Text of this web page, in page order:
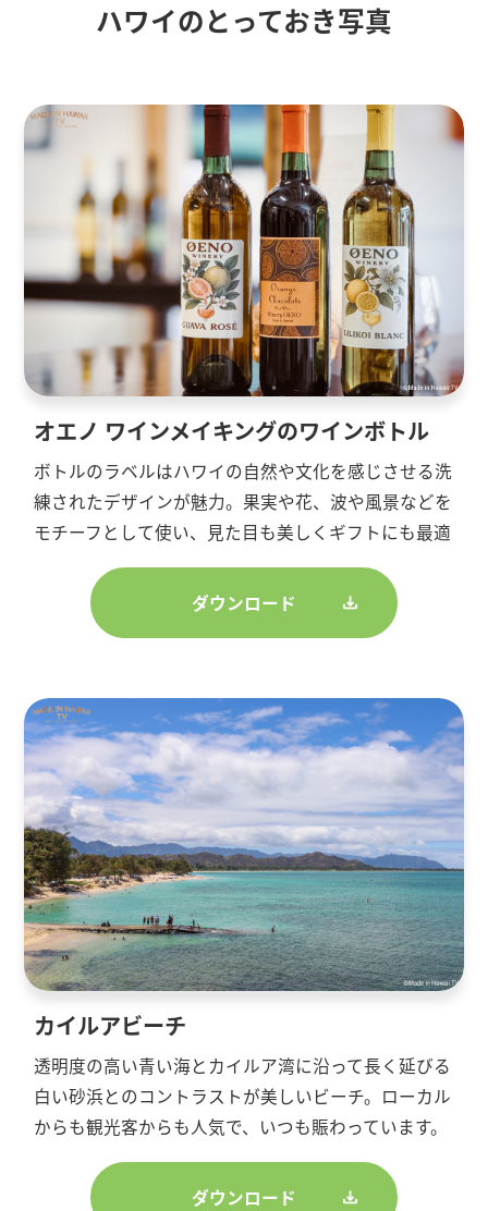
ハワイのとっておき写真
オエノ ワインメイキングのワインボトル
ボトルのラベルはハワイの自然や文化を感じさせる洗
練されたデザインが魅力。果実や花、波や風景などを
モチーフとして使い、見た目も美しくギフトにも最適
ダウンロード
カイルアビーチ
透明度の高い青い海とカイルア湾に沿って長く延びる
白い砂浜とのコントラストが美しいビーチ。ローカル
からも観光客からも人気で、いつも賑わっています。
ダウンロード